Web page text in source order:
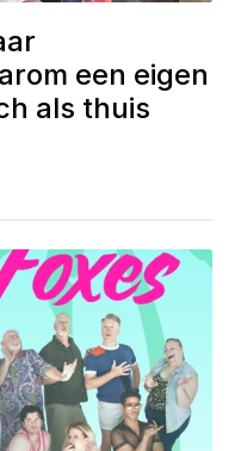
een eigen
als thuis